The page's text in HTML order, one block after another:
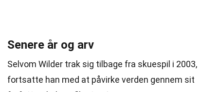
Senere år og arv
Selvom Wilder trak sig tilbage fra skuespil i 2003,
fortsatte han med at påvirke verden gennem sit